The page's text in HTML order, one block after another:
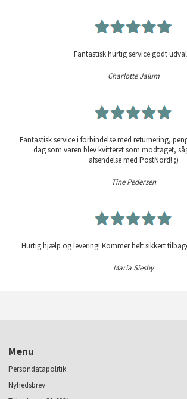
Fantastisk hurtig service godt
Charlotte Jalum
Fantastisk service i forbindelse med returnering,
dag som varen blev kvitteret som modtaget,
afsendelse med PostNord! ;)
Tine Pedersen
Hurtig hjælp og levering! Kommer helt sikkert
Maria Siesby
Menu
Persondatapolitik
Nyhedsbrev